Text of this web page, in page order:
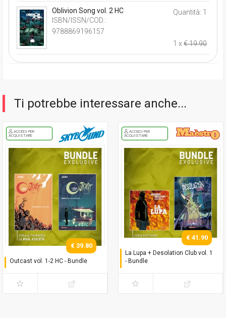
Oblivion Song vol. 2 HC
ISBN/ISSN/COD.:
9788869196157
Quantità: 1
1 x € 19.90
Ti potrebbe interessare anche...
ACCEDI PER
ACQUISTARE
Outcast vol. 1-2 HC - Bundle
€ 39.80
ACCEDI PER
ACQUISTARE
La Lupa + Desolation Club vol. 1
- Bundle
€ 41.90